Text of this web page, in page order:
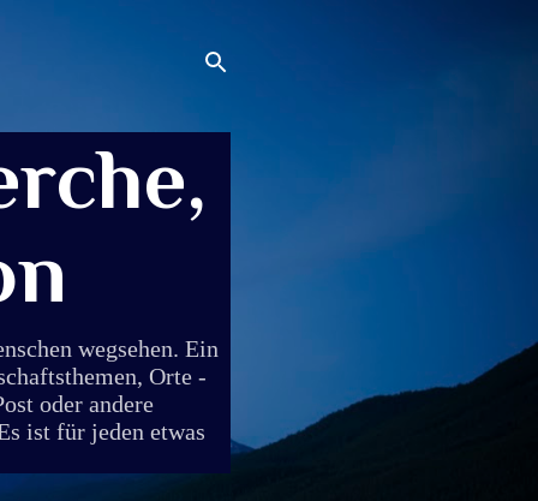
wegsehen. Ein
Orte -
oder andere
ist für jeden etwas